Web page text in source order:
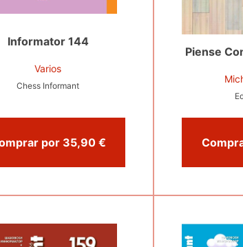
Informator 144
Varios
Chess Informant
Comprar por 35,90 €
Piense